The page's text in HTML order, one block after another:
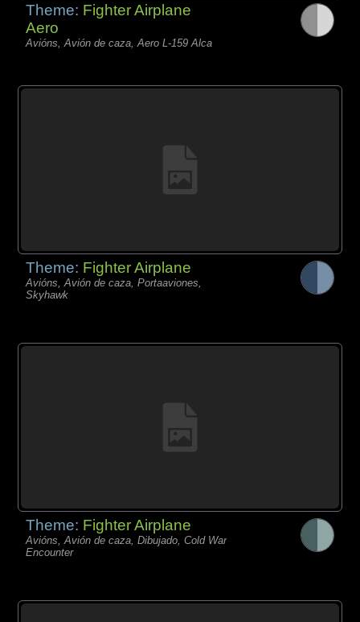
Theme: Fighter Airplane
Aero
Avións, Avión de caza, Aero L-159 Alca
Theme: Fighter Airplane
Avións, Avión de caza, Portaaviones,
Skyhawk
Theme: Fighter Airplane
Avións, Avión de caza, Dibujado, Cold War
Encounter